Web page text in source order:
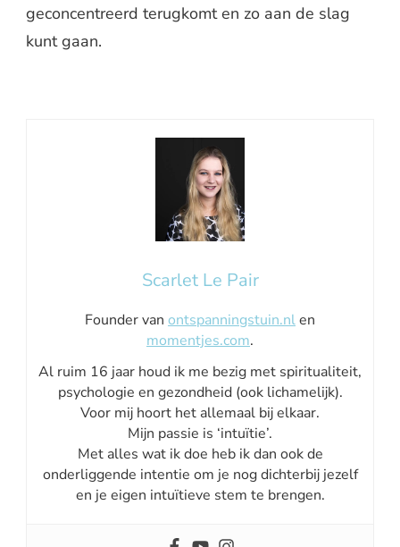
geconcentreerd terugkomt en zo aan de slag
kunt gaan.
Scarlet Le Pair
Founder van ontspanningstuin.nlen
momentjes.com.
Al ruim 16 jaar houd ik me bezig met spiritualiteit,
psychologie en gezondheid (ook lichamelijk).
Voor mij hoort het allemaal bij elkaar.
Mijn passie is ‘intuïtie’.
Met alles wat ik doe heb ik dan ook de
onderliggende intentie om je nog dichterbij jezelf
en je eigen intuïtieve stem te brengen.